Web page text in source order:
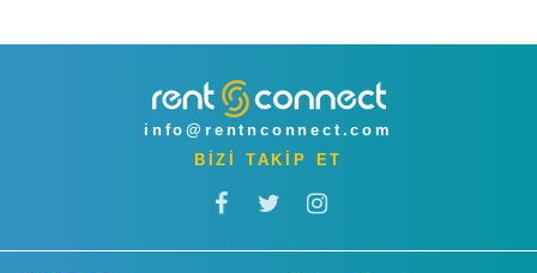
info@rentnconnect.com
BİZİ TAKİP ET